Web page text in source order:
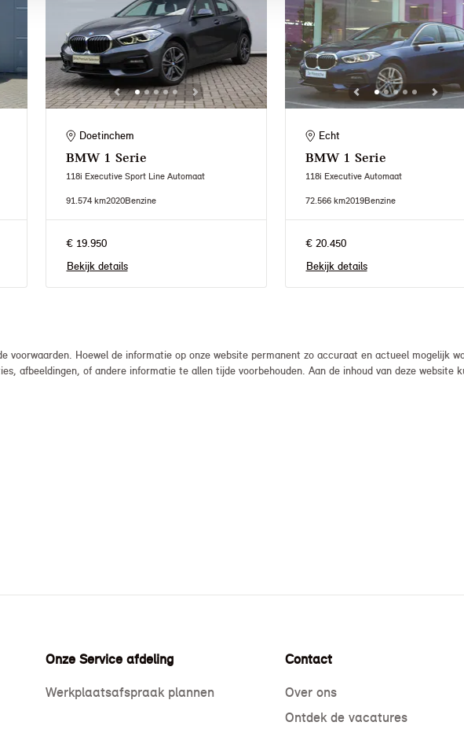
Doetinchem
BMW 1 Serie
118i Executive Sport Line Automaat
91.574 km2020Benzine
€ 19.950
Bekijk details
Echt
BMW 1 Serie
118i Executive Automaat
72.566 km2019Benzine
€ 20.450
Bekijk details
voorwaarden. Hoewel de informatie op onze website permanent zo accuraat en actueel mogelijk
afbeeldingen, of andere informatie te allen tijde voorbehouden. Aan de inhoud van deze website
Onze Service afdeling
Werkplaatsafspraak plannen
Contact
Over ons
Ontdek de vacatures